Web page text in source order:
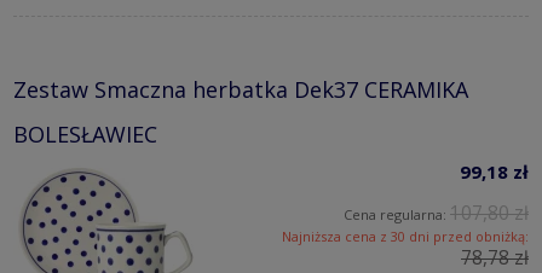
Zestaw Smaczna herbatka Dek37 CERAMIKA
BOLESŁAWIEC
99,18 zł
Cena regularna: 107,80 zł
Najniższa cena z 30 dni przed obniżką:
78,78 zł